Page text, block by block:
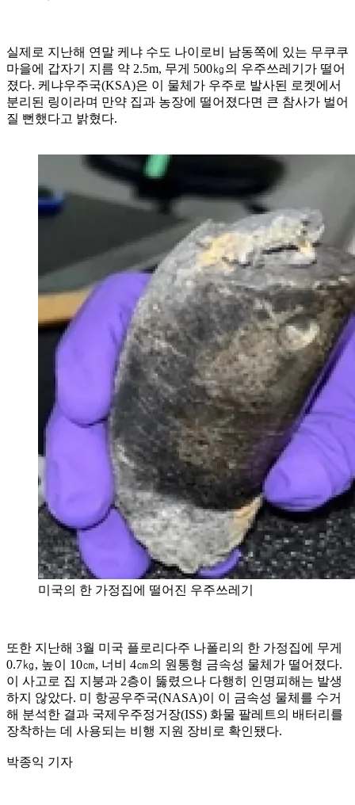
실제로 지난해 연말 케냐 수도 나이로비 남동쪽에 있는 무쿠쿠
마을에 갑자기 지름 약 2.5m, 무게 500㎏의 우주쓰레기가 떨어
졌다. 케냐우주국(KSA)은 이 물체가 우주로 발사된 로켓에서
분리된 링이라며 만약 집과 농장에 떨어졌다면 큰 참사가 벌어
질 뻔했다고 밝혔다.
미국의 한 가정집에 떨어진 우주쓰레기
또한 지난해 3월 미국 플로리다주 나폴리의 한 가정집에 무게
0.7㎏, 높이 10㎝, 너비 4㎝의 원통형 금속성 물체가 떨어졌다.
이 사고로 집 지붕과 2층이 뚫렸으나 다행히 인명피해는 발생
하지 않았다. 미 항공우주국(NASA)이 이 금속성 물체를 수거
해 분석한 결과 국제우주정거장(ISS) 화물 팔레트의 배터리를
장착하는 데 사용되는 비행 지원 장비로 확인됐다.
박종익 기자